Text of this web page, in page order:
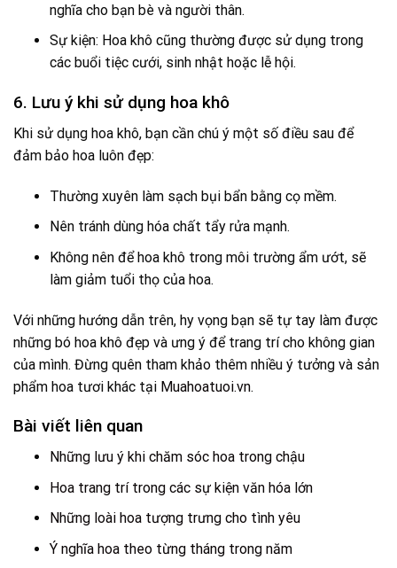
nghĩa cho bạn bè và người thân.
Sự kiện: Hoa khô cũng thường được sử dụng trong
các buổi tiệc cưới, sinh nhật hoặc lễ hội.
6. Lưu ý khi sử dụng hoa khô
Khi sử dụng hoa khô, bạn cần chú ý một số điều sau để
đảm bảo hoa luôn đẹp:
Thường xuyên làm sạch bụi bẩn bằng cọ mềm.
Nên tránh dùng hóa chất tẩy rửa mạnh.
Không nên để hoa khô trong môi trường ẩm ướt, sẽ
làm giảm tuổi thọ của hoa.
Với những hướng dẫn trên, hy vọng bạn sẽ tự tay làm được
những bó hoa khô đẹp và ưng ý để trang trí cho không gian
của mình. Đừng quên tham khảo thêm nhiều ý tưởng và sản
phẩm hoa tươi khác tại Muahoatuoi.vn.
Bài viết liên quan
Những lưu ý khi chăm sóc hoa trong chậu
Hoa trang trí trong các sự kiện văn hóa lớn
Những loài hoa tượng trưng cho tình yêu
Ý nghĩa hoa theo từng tháng trong năm